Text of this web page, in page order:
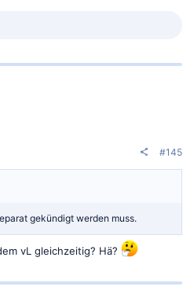
#145
gekündigt werden muss.
vL gleichzeitig? Hä?